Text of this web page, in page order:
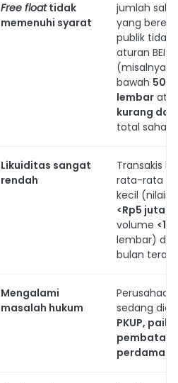
Free floattidak
memenuhi syarat
jumlah
yang
publik tidak
aturan BEI
(misalnya di
bawah 50
lembar
kurang dari
total
Likuiditas sangat
rendah
Transakis
rata-rata
kecil
<Rp5 juta
volume <10
lembar)
bulan
Mengalami
masalah hukum
Perusahaan
sedang
PKUP,